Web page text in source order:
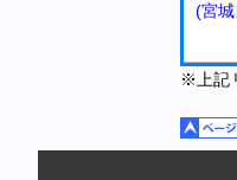
(宮
※上記